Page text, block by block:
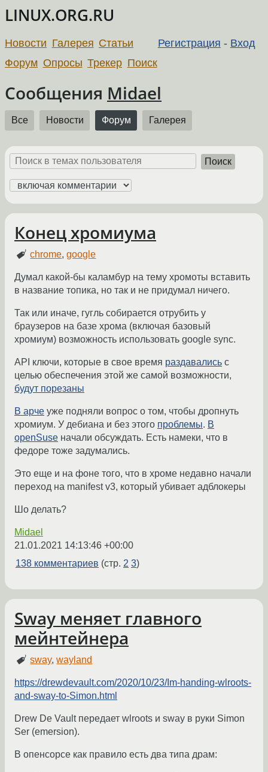
LINUX.ORG.RU
Регистрация - Вход
Новости Галерея Статьи
Форум Опросы Трекер Поиск
Сообщения Midael
Все Новости Форум Галерея
Поиск
Конец хромиума
chrome,google
Думал какой-бы каламбур на тему хромоты вставить
в название топика, но так и не придумал ничего.
Так или иначе, гугль собирается отрубить у
браузеров на базе хрома (включая базовый
хромиум) возможность использовать google sync.
API ключи, которые в свое время раздавались с
целью обеспечения этой же самой возможности,
будут порезаны
В арче уже подняли вопрос о том, чтобы дропнуть
хромиум. У дебиана и без этого проблемы. В
openSuse начали обсуждать. Есть намеки, что в
федоре тоже задумались.
Это еще и на фоне того, что в хроме недавно начали
переход на manifest v3, который убивает адблокеры
Шо делать?
Midael
21.01.2021 14:13:46 +00:00
138 комментариев (стр. 2 3)
Sway меняет главного
мейнтейнера
sway,wayland
https://drewdevault.com/2020/10/23/Im-handing-wlroots-
and-sway-to-Simon.html
Drew De Vault передает wlroots и sway в руки Simon
Ser (emersion).
В опенсорсе как правило есть два типа драм: